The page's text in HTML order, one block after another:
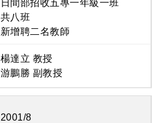
日間部招收五專一年級一班
共八班
新增聘二名教師
楊達立 教授
游鵬勝 副教授
2001/8